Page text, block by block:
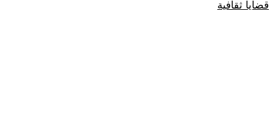
قضايا ثقافية